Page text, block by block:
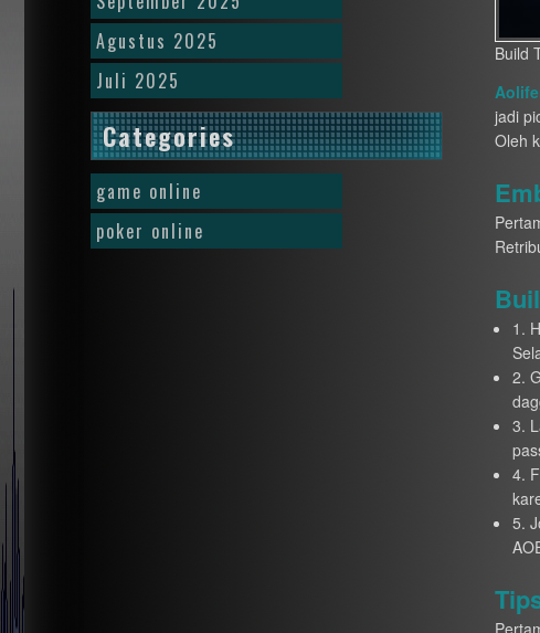
Build
jadi
Oleh
1.
2.
3.
4.
5.
Agustus 2025
Juli 2025
Categories
game online
poker online